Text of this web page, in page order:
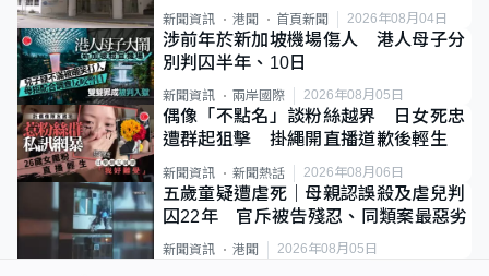
新聞資訊 港聞 首頁新聞 2026年08月04日
涉前年於新加坡機場傷人 港人母子分
別判囚半年、10日
新聞資訊 兩岸國際 2026年08月05日
偶像「不點名」談粉絲越界 日女死忠
遭群起狙擊 掛繩開直播道歉後輕生
新聞資訊 新聞熱話 2026年08月06日
五歲童疑遭虐死｜母親認誤殺及虐兒判
囚22年 官斥被告殘忍、同類案最惡劣
新聞資訊 港聞 2026年08月05日